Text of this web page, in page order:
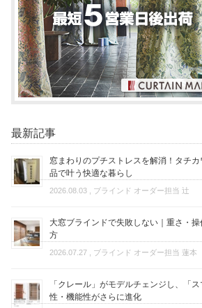
最新記事
窓まわりのプチストレスを解消！タチ
品で叶う快適な暮らし
2026.08.03 , ブラインド オーダー担当 辻
大窓ブラインドで失敗しない｜重さ・
方
2026.07.27 , ブラインド オーダー担当 蓮本
「クレール」がモデルチェンジし、「
性・機能性がさらに進化